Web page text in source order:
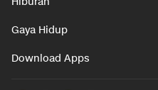
Gaya Hidup
Download Apps